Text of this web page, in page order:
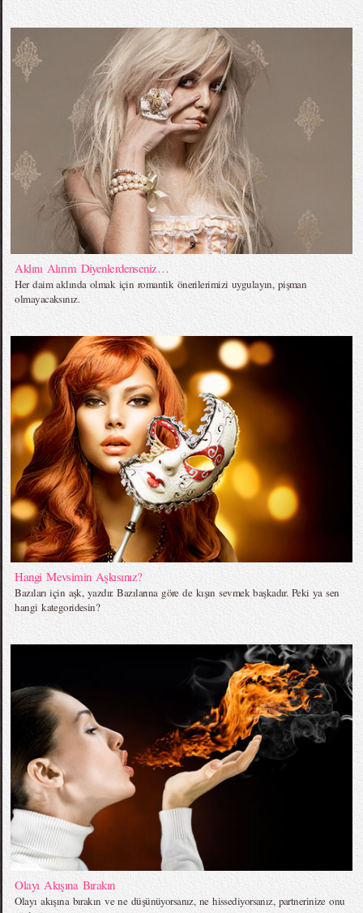
Aklını Alırım Diyenlerdenseniz…
Her daim aklında olmak için romantik önerilerimizi uygulayın, pişman
olmayacaksınız.
Hangi Mevsimin Aşkısınız?
Bazıları için aşk, yazdır. Bazılarına göre de kışın sevmek başkadır. Peki ya sen
hangi kategoridesin?
Olayı Akışına Bırakın
Olayı akışına bırakın ve ne düşünüyorsanız, ne hissediyorsanız, partnerinize onu